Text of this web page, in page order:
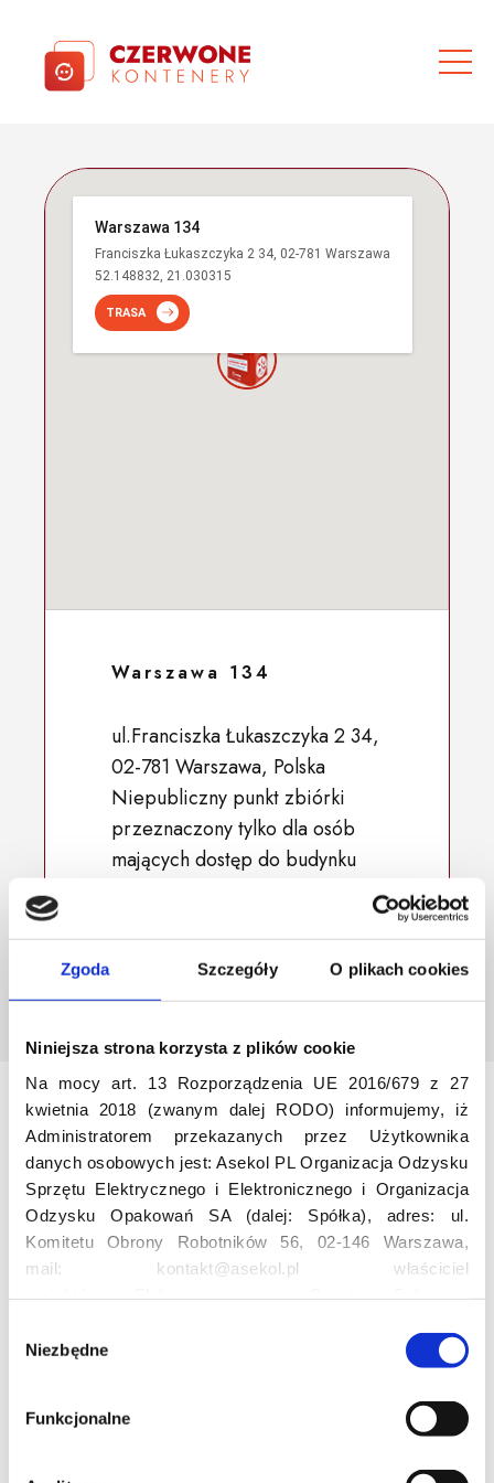
Zgoda Szczegóły O plikach cookies
Niniejsza strona korzysta z plików cookie
Na mocy art. 13 Rozporządzenia UE 2016/679 z 27
kwietnia 2018 (zwanym dalej RODO) informujemy, iż
Administratorem przekazanych przez Użytkownika
danych osobowych jest: Asekol PL Organizacja Odzysku
Sprzętu Elektrycznego i Elektronicznego i Organizacja
Odzysku Opakowań SA (dalej: Spółka), adres: ul.
Komitetu Obrony Robotników 56, 02-146 Warszawa,
mail: kontakt@asekol.pl właściciel
Asekolove. Administrator przetwarza następujące dane
osobowe Użytkowników: imię, nazwisko, adres e-mail,
numer telefonu, miasto, preferencje Użytkownika,
lokalizacja, obszar zainteresowania, dane przetwarzane
Niezbędne
Funkcjonalne
Warszawa 134
Franciszka Łukaszczyka 2 34, 02-781 Warszawa
52.148832, 21.030315
TRASA
Warszawa 134
ul.Franciszka Łukaszczyka 2 34,
02-781 Warszawa, Polska
Niepubliczny punkt zbiórki
przeznaczony tylko dla osób
mających dostęp do budynku
Odwiedź nas
Znaczenie recyklingu elektrośmieci